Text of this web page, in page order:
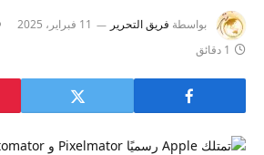
بواسطة فريق التحرير 11 فبراير، 2025
1 دقائق